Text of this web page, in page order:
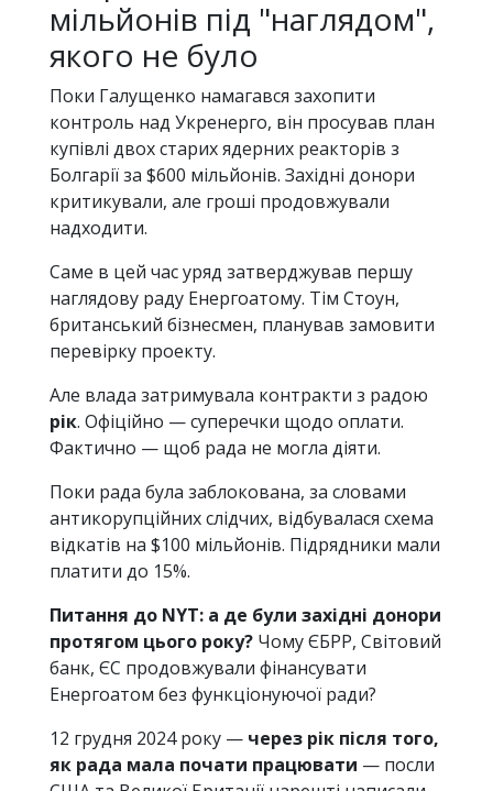
мільйонів під "наглядом",
якого не було
Поки Галущенко намагався захопити
контроль над Укренерго, він просував план
купівлі двох старих ядерних реакторів з
Болгарії за $600 мільйонів. Західні донори
критикували, але гроші продовжували
надходити.
Саме в цей час уряд затверджував першу
наглядову раду Енергоатому. Тім Стоун,
британський бізнесмен, планував замовити
перевірку проекту.
Але владa затримувала контракти з радою
рік. Офіційно — суперечки щодо оплати.
Фактично — щоб рада не могла діяти.
Поки рада була заблокована, за словами
антикорупційних слідчих, відбувалася схема
відкатів на $100 мільйонів. Підрядники мали
платити до 15%.
Питання до NYT: а де були західні донори
протягом цього року? Чому ЄБРР, Світовий
банк, ЄС продовжували фінансувати
Енергоатом без функціонуючої ради?
12 грудня 2024 року — через рік після того,
як рада мала почати працювати — посли